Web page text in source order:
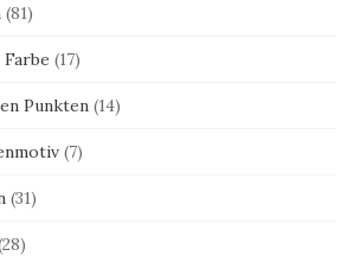
(81)
(17)
Punkten (14)
(7)
(31)